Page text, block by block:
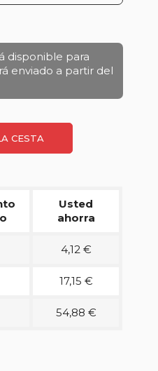
disponible para
enviado a partir del
CESTA
Usted
ahorra
4,12 €
17,15 €
54,88 €